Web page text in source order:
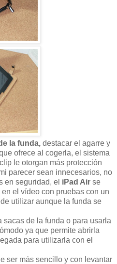
la funda, destacar el agarre y
ofrece al cogerla, el sistema
le otorgan más protección
parecer sean innecesarios, no
en seguridad, el iPad Air se
el vídeo con pruebas con un
utilizar aunque la funda se
sacas de la funda o para usarla
ya que permite abrirla
para utilizarla con el
ser más sencillo y con levantar